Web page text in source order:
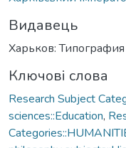
Видавець
Харьков:
Ключові слова
Research Subject
sciences::Education,